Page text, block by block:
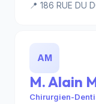
📍 186 RUE DU
AM
M. Alain
Chirurgien-